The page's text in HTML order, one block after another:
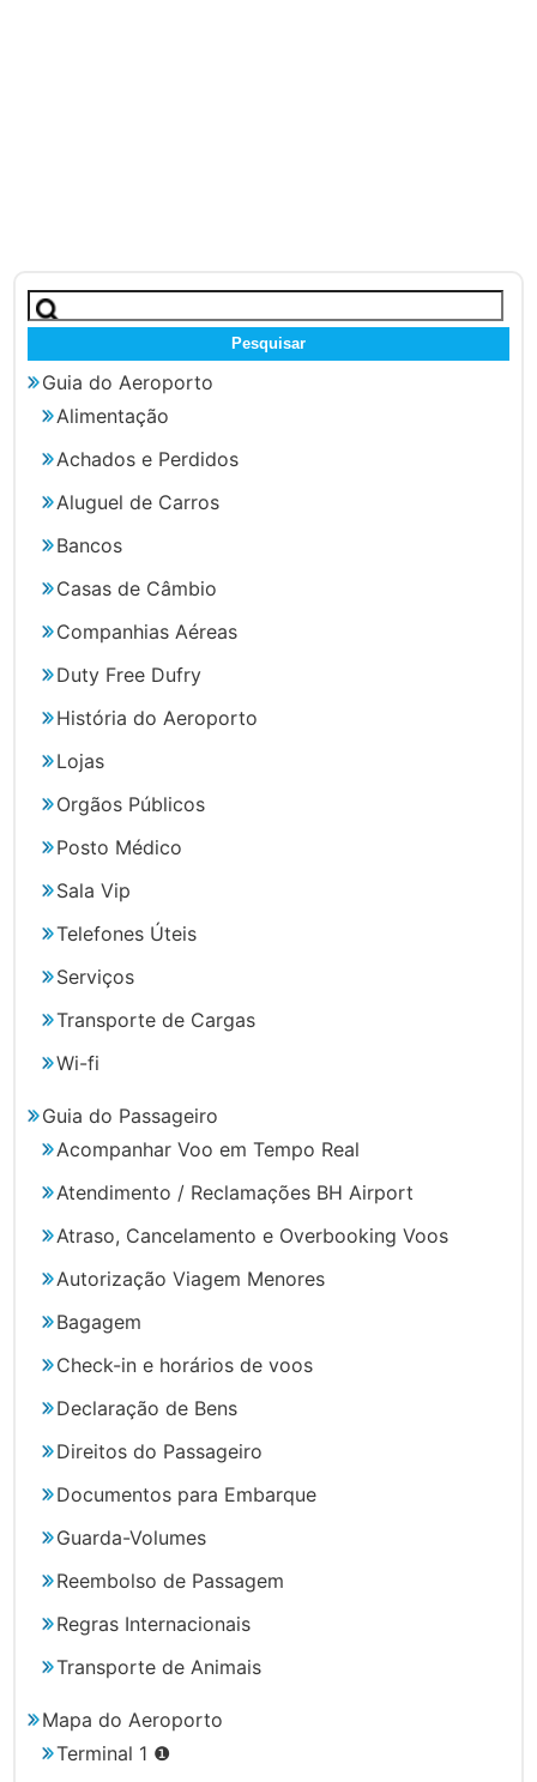
Pesquisar
por:
Guia do Aeroporto
Alimentação
Achados e Perdidos
Aluguel de Carros
Bancos
Casas de Câmbio
Companhias Aéreas
Duty Free Dufry
História do Aeroporto
Lojas
Orgãos Públicos
Posto Médico
Sala Vip
Telefones Úteis
Serviços
Transporte de Cargas
Wi-fi
Guia do Passageiro
Acompanhar Voo em Tempo Real
Atendimento / Reclamações BH Airport
Atraso, Cancelamento e Overbooking Voos
Autorização Viagem Menores
Bagagem
Check-in e horários de voos
Declaração de Bens
Direitos do Passageiro
Documentos para Embarque
Guarda-Volumes
Reembolso de Passagem
Regras Internacionais
Transporte de Animais
Mapa do Aeroporto
Terminal 1 ❶